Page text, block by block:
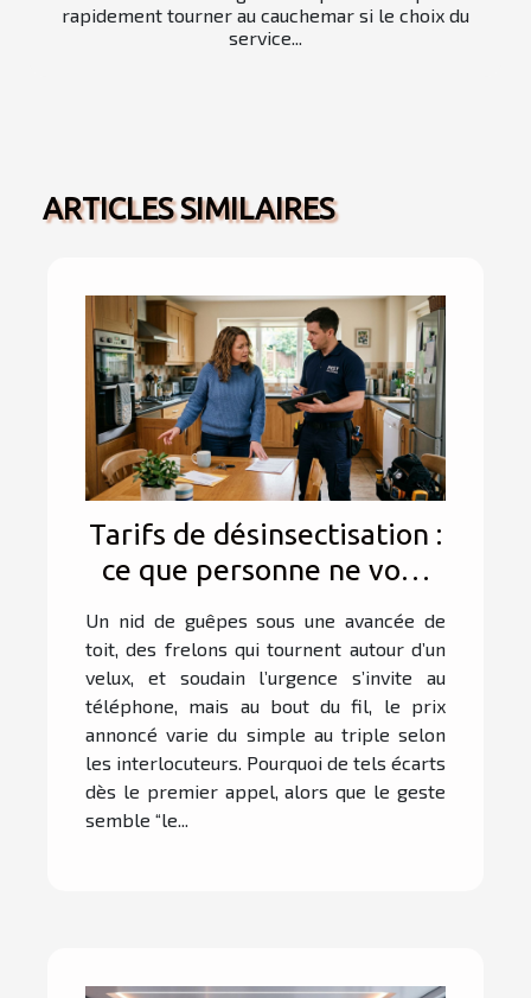
rapidement tourner au cauchemar si le choix du
service...
ARTICLES SIMILAIRES
Tarifs de désinsectisation :
ce que personne ne vous
dit lors du premier appel
Un nid de guêpes sous une avancée de
toit, des frelons qui tournent autour d’un
velux, et soudain l’urgence s’invite au
téléphone, mais au bout du fil, le prix
annoncé varie du simple au triple selon
les interlocuteurs. Pourquoi de tels écarts
dès le premier appel, alors que le geste
semble “le...